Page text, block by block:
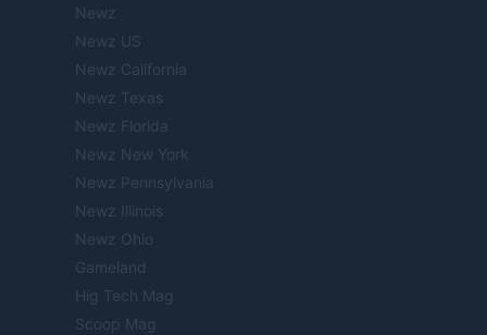
Newz
Newz US
Newz California
Newz Texas
Newz Florida
Newz New York
Newz Pennsylvania
Newz Illinois
Newz Ohio
Gameland
Hig Tech Mag
Scoop Mag